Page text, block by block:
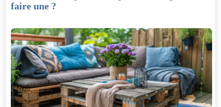
faire une ?